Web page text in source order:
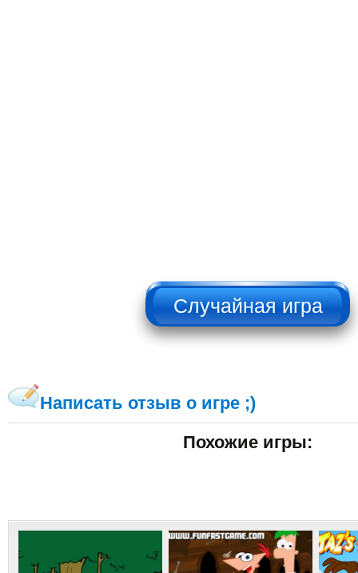
НЕ НАЖИМАТЬ!!!
Написать отзыв о игре ;)
Похожие игры: